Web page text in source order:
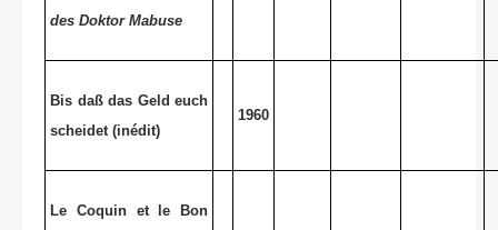
des Doktor Mabuse
Bis daß das Geld euch
scheidet (inédit)
1960
Le Coquin et le Bon